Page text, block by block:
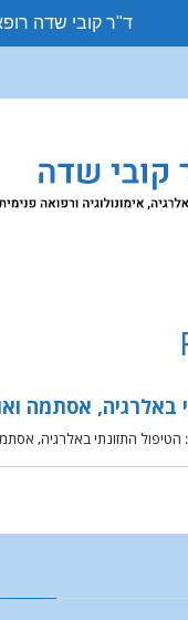
באלרגיה, אסתמה
התזונתי באלרגיה,
ד"ר קובי שדה